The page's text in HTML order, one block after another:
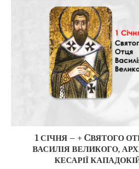
1 СІЧНЯ – + CВЯТОГО
ВАСИЛІЯ ВЕЛИКОГО,
КЕСАРІЇ